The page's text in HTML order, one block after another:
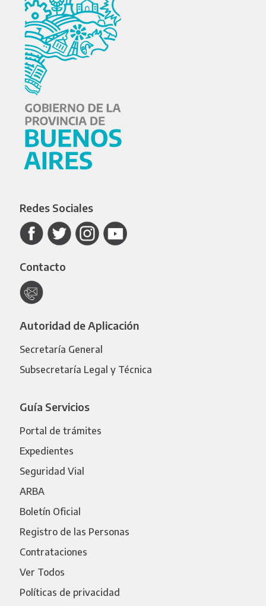
Redes Sociales
Contacto
Autoridad de Aplicación
Secretaría General
Subsecretaría Legal y Técnica
Guía Servicios
Portal de trámites
Expedientes
Seguridad Vial
ARBA
Boletín Oficial
Registro de las Personas
Contrataciones
Ver Todos
Políticas de privacidad